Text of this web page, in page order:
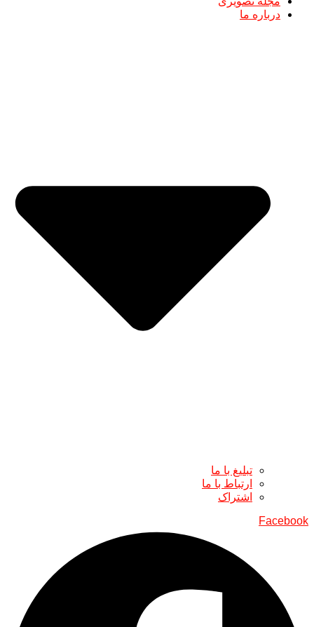
درباره ما
تبلیغ با ما
ارتباط با ما
اشتراک
Facebook